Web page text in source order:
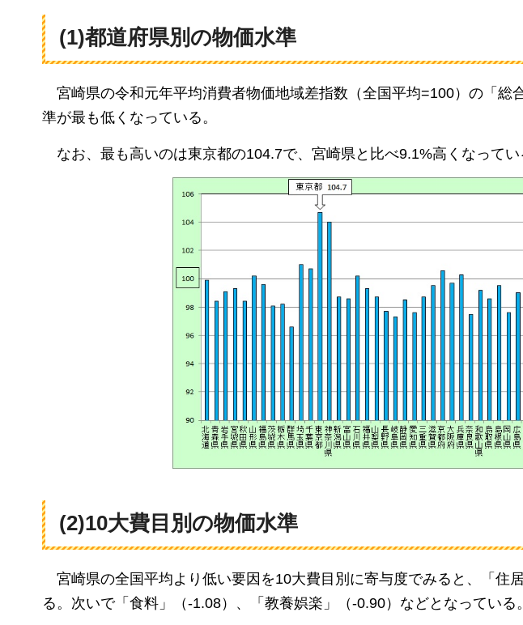
(1)都道府県別の物価水準
宮崎県の令和元年平均消費者物価地域差指数 （全国平均=100）の「
準が最も低くなっている。
なお、最も高いのは東京都の104.7で、 宮崎県と比べ9.1%高くなってい
(2)10大費目別の物価水準
宮崎県の全国平均より低い要因を10大費目別に寄与度でみると、
「住
る。次いで「食料」（-1.08）、「教養娯楽」（-0.90）などとなっている。